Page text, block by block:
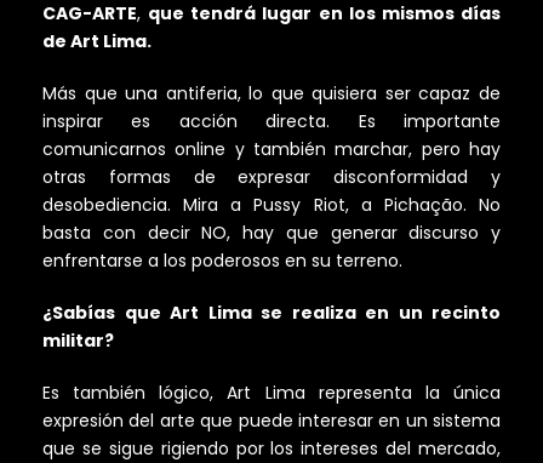
CAG-ARTE, que tendrá lugar en los mismos días
de Art Lima.
Más que una antiferia, lo que quisiera ser capaz de
inspirar es acción directa. Es importante
comunicarnos online y también marchar, pero hay
otras formas de expresar disconformidad y
desobediencia. Mira a Pussy Riot, a Pichação. No
basta con decir NO, hay que generar discurso y
enfrentarse a los poderosos en su terreno.
¿Sabías que Art Lima se realiza en un recinto
militar?
Es también lógico, Art Lima representa la única
expresión del arte que puede interesar en un sistema
que se sigue rigiendo por los intereses del mercado,